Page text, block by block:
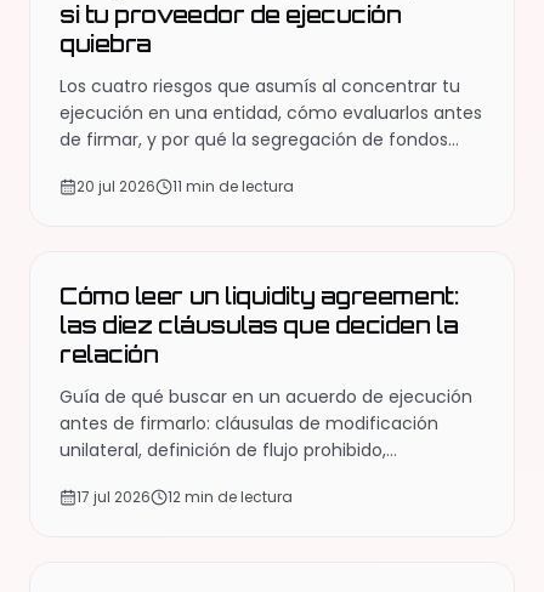
si tu proveedor de ejecución
quiebra
Los cuatro riesgos que asumís al concentrar tu
ejecución en una entidad, cómo evaluarlos antes
de firmar, y por qué la segregación de fondos
20 jul 2026 11 min de lectura
Cómo leer un liquidity agreement:
las diez cláusulas que deciden la
relación
Guía de qué buscar en un acuerdo de ejecución
antes de firmarlo: cláusulas de modificación
unilateral, definición de flujo prohibido,
preguntas que hay que llevar a tu abogado.
17 jul 2026 12 min de lectura